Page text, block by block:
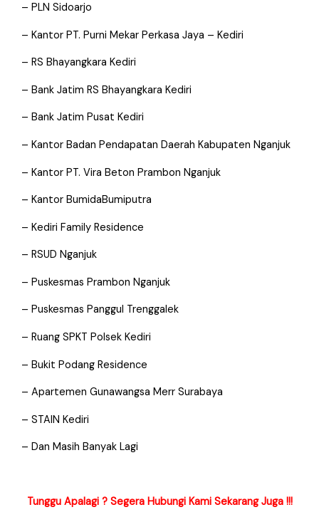
– PLN Sidoarjo
– Kantor PT. Purni Mekar Perkasa Jaya – Kediri
– RS Bhayangkara Kediri
– Bank Jatim RS Bhayangkara Kediri
– Bank Jatim Pusat Kediri
– Kantor Badan Pendapatan Daerah Kabupaten Nganjuk
– Kantor PT. Vira Beton Prambon Nganjuk
– Kantor BumidaBumiputra
– Kediri Family Residence
– RSUD Nganjuk
– Puskesmas Prambon Nganjuk
– Puskesmas Panggul Trenggalek
– Ruang SPKT Polsek Kediri
– Bukit Podang Residence
– Apartemen Gunawangsa Merr Surabaya
– STAIN Kediri
– Dan Masih Banyak Lagi
Tunggu Apalagi ? Segera Hubungi Kami Sekarang Juga !!!